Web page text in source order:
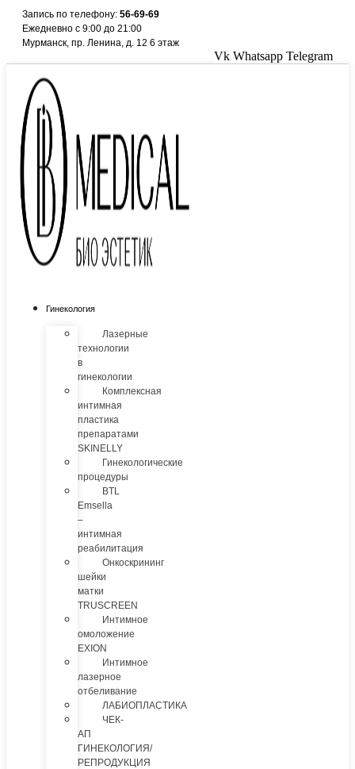
Перейти
содержимому
Запись по телефону: 56-69-69
Ежедневно с 9:00 до 21:00
Мурманск, пр. Ленина, д. 12 6 этаж
Vk Whatsapp Telegram
Гинекология
Лазерные
технологии
в
гинекологии
Комплексная
интимная
пластика
препаратами
SKINELLY
Гинекологические
процедуры
BTL
Emsella
–
интимная
реабилитация
Онкоскрининг
шейки
матки
TRUSCREEN
Интимное
омоложение
EXION
Интимное
лазерное
отбеливание
ЛАБИОПЛАСТИКА
ЧЕК-
АП
ГИНЕКОЛОГИЯ/
РЕПРОДУКЦИЯ